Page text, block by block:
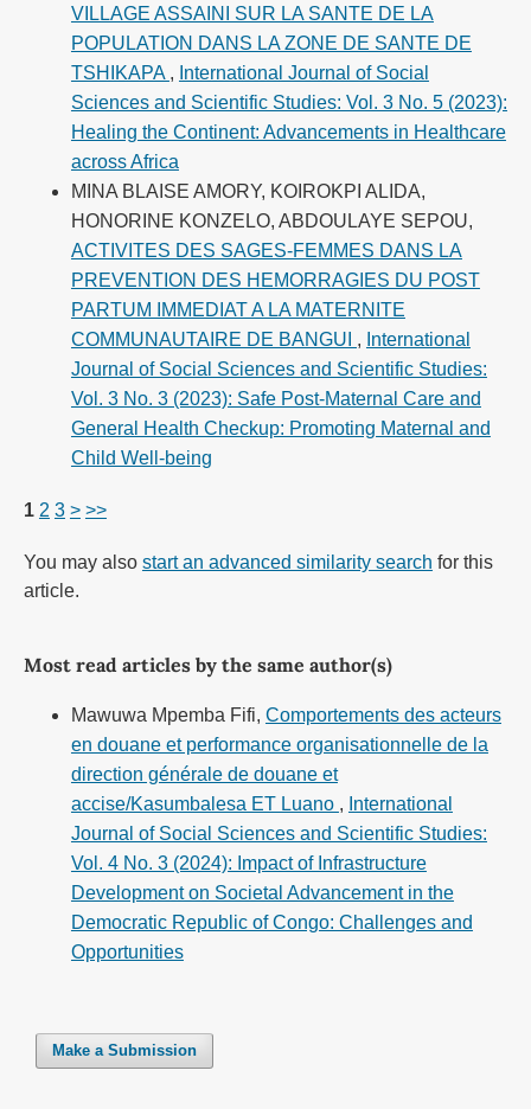
VILLAGE ASSAINI SUR LA SANTE DE LA
POPULATION DANS LA ZONE DE SANTE DE
TSHIKAPA , International Journal of Social
Sciences and Scientific Studies: Vol. 3 No. 5 (2023):
Healing the Continent: Advancements in Healthcare
across Africa
MINA BLAISE AMORY, KOIROKPI ALIDA,
HONORINE KONZELO, ABDOULAYE SEPOU,
ACTIVITES DES SAGES-FEMMES DANS LA
PREVENTION DES HEMORRAGIES DU POST
PARTUM IMMEDIAT A LA MATERNITE
COMMUNAUTAIRE DE BANGUI , International
Journal of Social Sciences and Scientific Studies:
Vol. 3 No. 3 (2023): Safe Post-Maternal Care and
General Health Checkup: Promoting Maternal and
Child Well-being
1 2 3 > >>
You may also start an advanced similarity search for this
article.
Most read articles by the same author(s)
Mawuwa Mpemba Fifi, Comportements des acteurs
en douane et performance organisationnelle de la
direction générale de douane et
accise/Kasumbalesa ET Luano , International
Journal of Social Sciences and Scientific Studies:
Vol. 4 No. 3 (2024): Impact of Infrastructure
Development on Societal Advancement in the
Democratic Republic of Congo: Challenges and
Opportunities
Make a Submission